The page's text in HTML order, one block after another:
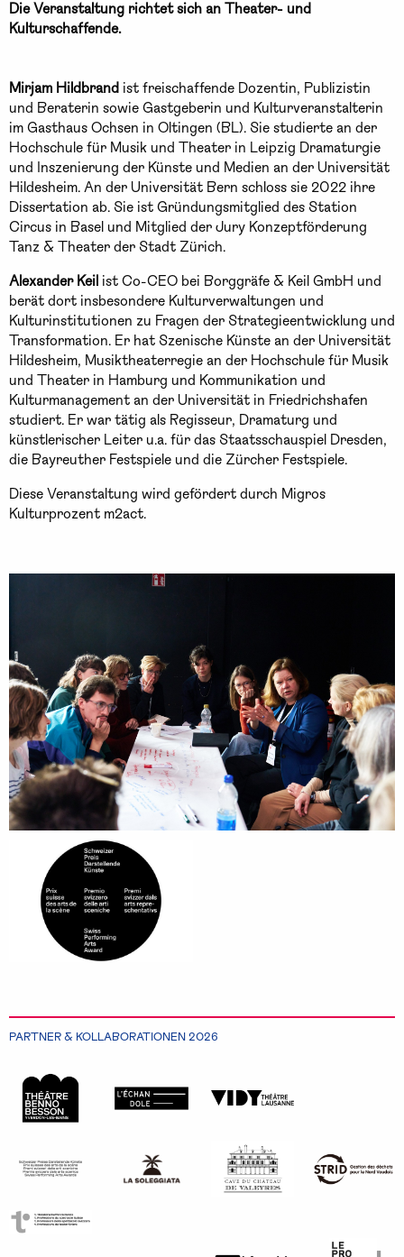
Die Veranstaltung richtet sich an Theater- und
Kulturschaffende.
Mirjam Hildbrand ist freischaffende Dozentin, Publizistin
und Beraterin sowie Gastgeberin und Kulturveranstalterin
im Gasthaus Ochsen in Oltingen (BL). Sie studierte an der
Hochschule für Musik und Theater in Leipzig Dramaturgie
und Inszenierung der Künste und Medien an der Universität
Hildesheim. An der Universität Bern schloss sie 2022 ihre
Dissertation ab. Sie ist Gründungsmitglied des Station
Circus in Basel und Mitglied der Jury Konzeptförderung
Tanz & Theater der Stadt Zürich.
Alexander Keil ist Co-CEO bei Borggräfe & Keil GmbH und
berät dort insbesondere Kulturverwaltungen und
Kulturinstitutionen zu Fragen der Strategieentwicklung und
Transformation. Er hat Szenische Künste an der Universität
Hildesheim, Musiktheaterregie an der Hochschule für Musik
und Theater in Hamburg und Kommunikation und
Kulturmanagement an der Universität in Friedrichshafen
studiert. Er war tätig als Regisseur, Dramaturg und
künstlerischer Leiter u.a. für das Staatsschauspiel Dresden,
die Bayreuther Festspiele und die Zürcher Festspiele.
Diese Veranstaltung wird gefördert durch Migros
Kulturprozent m2act.
PARTNER & KOLLABORATIONEN 2026